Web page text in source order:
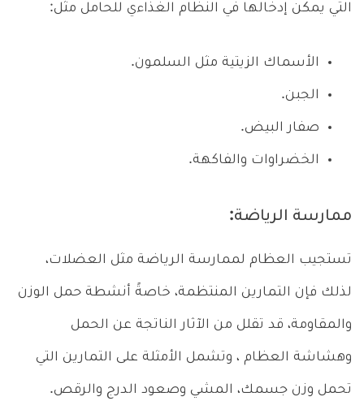
التي يمكن إدخالها في النظام الغذاءي للحامل مثل:
الأسماك الزيتية مثل السلمون.
الجبن.
صفار البيض.
الخضراوات والفاكهة.
ممارسة الرياضة:
تستجيب العظام لممارسة الرياضة مثل العضلات،
لذلك فإن التمارين المنتظمة، خاصةً أنشطة حمل الوزن
والمقاومة، قد تقلل من الآثار الناتجة عن الحمل
وهشاشة العظام ، وتشمل الأمثلة على التمارين التي
تحمل وزن جسمك، المشي وصعود الدرج والرقص.